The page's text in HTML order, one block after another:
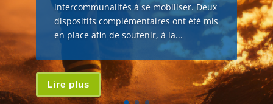
intercommunalités à se mobiliser. Deux
dispositifs complémentaires ont été mis
en place afin de soutenir, à la...
Lire plus